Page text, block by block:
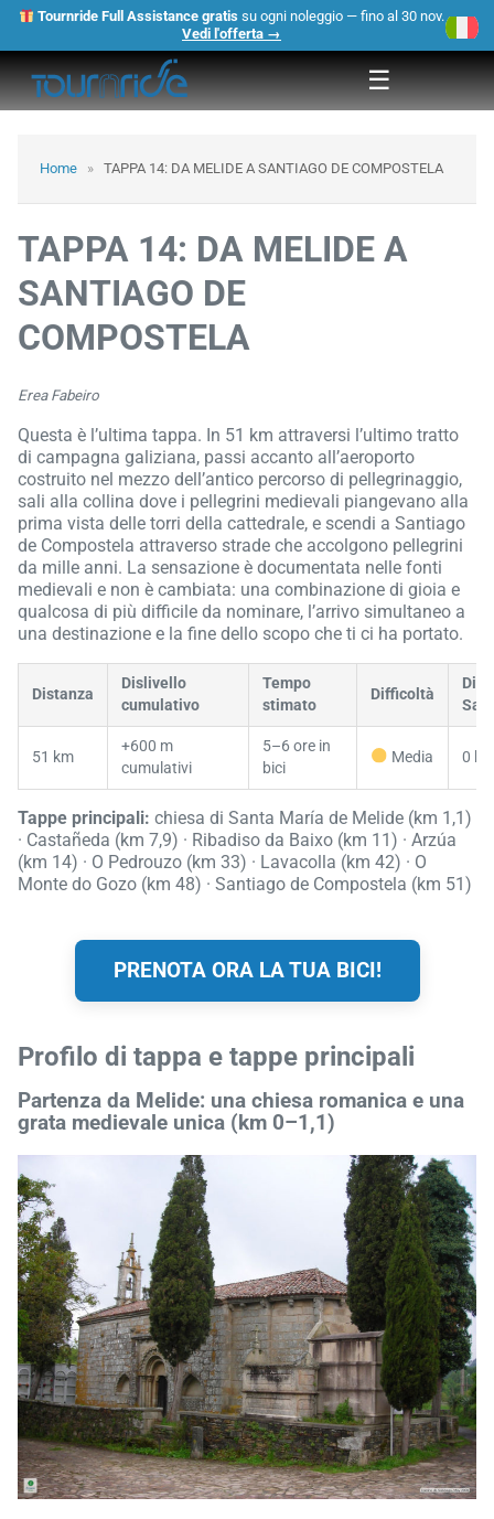
Tournride Full Assistance gratis su ogni noleggio — fino al 30 nov.
Vedi l'offerta →
×
☰
Home » TAPPA 14: DA MELIDE A SANTIAGO DE COMPOSTELA
TAPPA 14: DA MELIDE A
SANTIAGO DE
COMPOSTELA
Erea Fabeiro
Questa è l’ultima tappa. In 51 km attraversi l’ultimo tratto
di campagna galiziana, passi accanto all’aeroporto
costruito nel mezzo dell’antico percorso di pellegrinaggio,
sali alla collina dove i pellegrini medievali piangevano alla
prima vista delle torri della cattedrale, e scendi a Santiago
de Compostela attraverso strade che accolgono pellegrini
da mille anni. La sensazione è documentata nelle fonti
medievali e non è cambiata: una combinazione di gioia e
qualcosa di più difficile da nominare, l’arrivo simultaneo a
una destinazione e la fine dello scopo che ti ci ha portato.
Distanza
Dislivello
cumulativo
Tempo
stimato
Difficoltà
51 km
+600 m
cumulativi
5–6 ore in
bici
Media 0 km
Tappe principali: chiesa di Santa María de Melide (km 1,1)
· Castañeda (km 7,9) · Ribadiso da Baixo (km 11) · Arzúa
(km 14) · O Pedrouzo (km 33) · Lavacolla (km 42) · O
Monte do Gozo (km 48) · Santiago de Compostela (km 51)
PRENOTA ORA LA TUA BICI!
Profilo di tappa e tappe principali
Partenza da Melide: una chiesa romanica e una
grata medievale unica (km 0–1,1)